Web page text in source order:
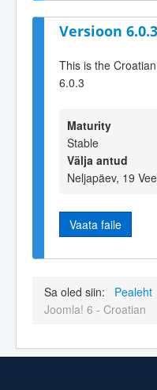
Versioon
This is the
6.0.3
Maturity
Stable
Välja antud
Neljapäev, 19
Vaata faile
Sa oled siin: Pealeht
Joomla! 6 - Croatian